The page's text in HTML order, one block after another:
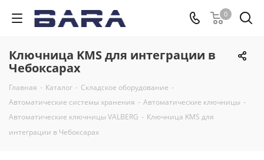
0
Ключница KMS для интеграции в
Чебоксарах
Главная - Каталог - Складское оборудование -
Автоматические системы хранения - Автоматические ключницы -
Автоматические ключницы VALBERG - Ключница KMS для
интеграции в Чебоксарах